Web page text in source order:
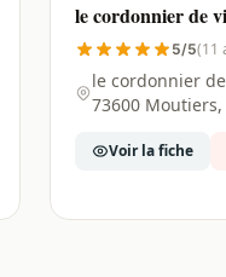
le cordonnier de
5/5(11
le cordonnier
73600
Voir la fiche